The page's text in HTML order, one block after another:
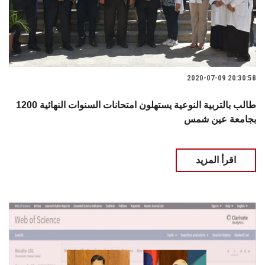
2020-07-09 20:30:58
1200 طالب بالتربية النوعية يستهلون امتحانات السنوات النهائية
بجامعة عين شمس
اقرأ المزيد